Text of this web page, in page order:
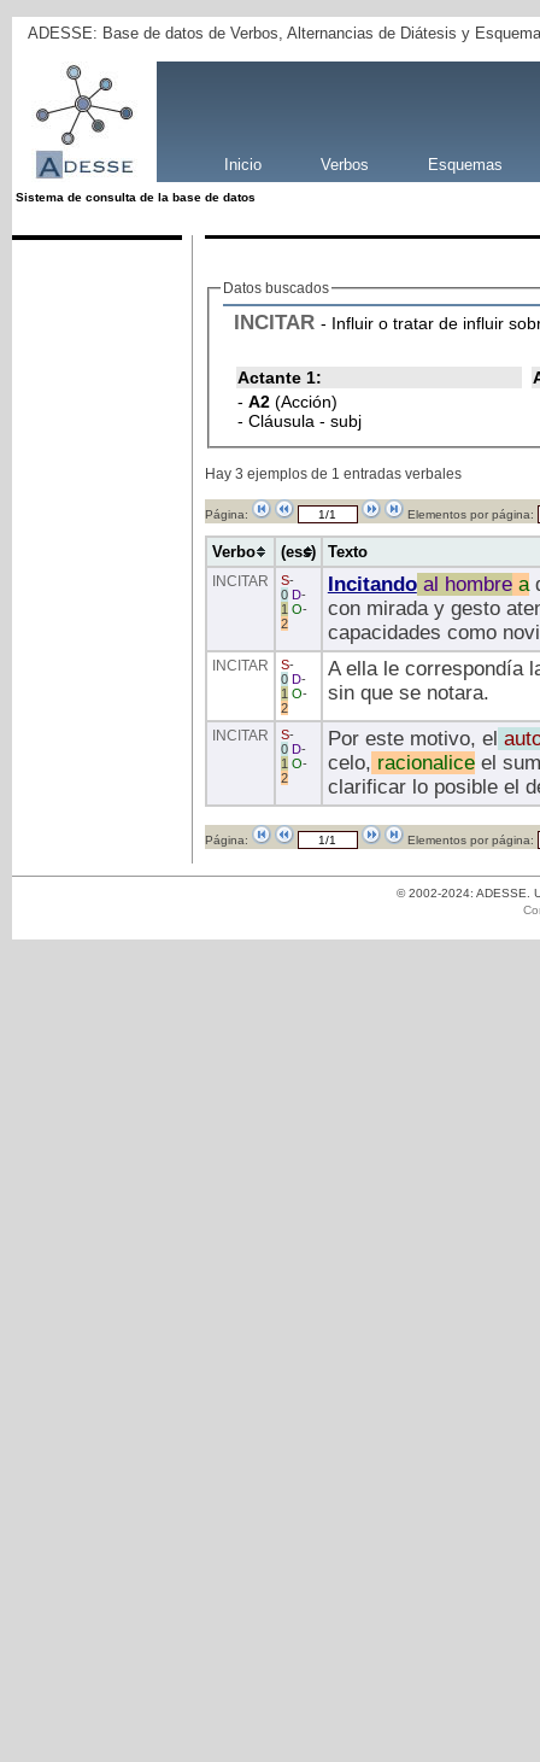
ADESSE: Base de datos de Verbos, Alternancias de Diátesis y
Inicio Verbos Esquemas
Sistema de consulta de la base de datos
Datos buscados
INCITAR - Influir o tratar de influir
Actante 1:
- A2 (Acción)
- Cláusula - subj
Hay 3 ejemplos de 1 entradas verbales
Página: Elementos por página:
Verbo (ess) Texto
INCITAR S-
0 D-
1 O-
2
Incitandoal hombrea
con mirada y gesto
capacidades como
INCITAR S-
0 D-
1 O-
2
A ella le correspondía
sin que se notara.
INCITAR S-
0 D-
1 O-
2
Por este motivo, el
celo, racionaliceel
clarificar lo posible el
Página: Elementos por página:
© 2002-2024: ADESSE.